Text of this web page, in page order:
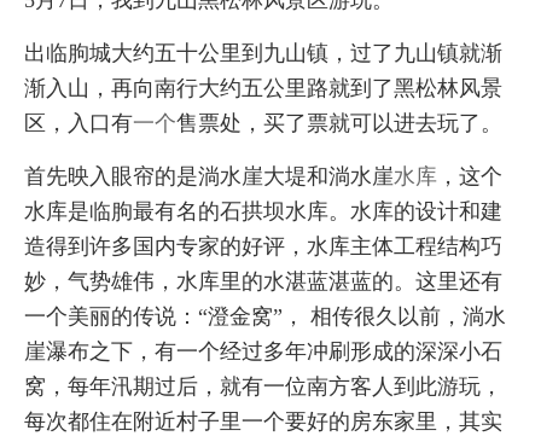
出临朐城大约五十公里到九山镇，过了九山镇就渐
渐入山，再向南行大约五公里路就到了黑松林风景
区，入口有一个售票处，买了票就可以进去玩了。
首先映入眼帘的是淌水崖大堤和淌水崖水库 ，这个
水库是临朐最有名的石拱坝水库。水库的设计和建
造得到许多国内专家的好评，水库主体工程结构巧
妙，气势雄伟，水库里的水湛蓝湛蓝的。这里还有
一个美丽的传说：“澄金窝”， 相传很久以前，淌水
崖瀑布之下，有一个经过多年冲刷形成的深深小石
窝，每年汛期过后，就有一位南方客人到此游玩，
每次都住在附近村子里一个要好的房东家里，其实